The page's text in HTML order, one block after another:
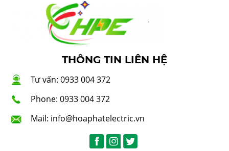
THÔNG TIN LIÊN HỆ
Tư vấn: 0933 004 372
Phone: 0933 004 372
Mail: info@hoaphatelectric.vn